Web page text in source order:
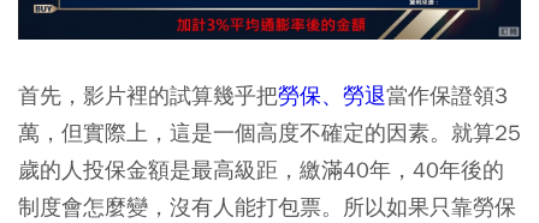
首先，影片裡的試算幾乎把勞保、勞退當作保證領3
萬，但實際上，這是一個高度不確定的因素。就算25
歲的人投保金額是最高級距，繳滿40年，40年後的
制度會怎麼變，沒有人能打包票。所以如果只靠勞保